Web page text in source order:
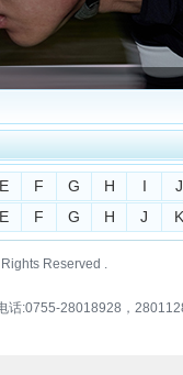
E F G H I
J
E F G H J K
Rights Reserved .
话:0755-28018928，